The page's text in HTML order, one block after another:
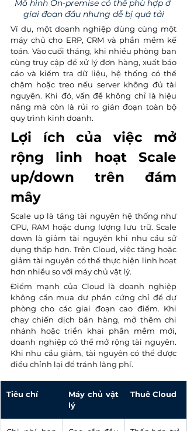
Mô hình On-premise có thể phù hợp ở
giai đoạn đầu nhưng dễ bị quá tải
Ví dụ, một doanh nghiệp dùng cùng một
máy chủ cho ERP, CRM và phần mềm kế
toán. Vào cuối tháng, khi nhiều phòng ban
cùng truy cập để xử lý đơn hàng, xuất báo
cáo và kiểm tra dữ liệu, hệ thống có thể
chậm hoặc treo nếu server không đủ tài
nguyên. Khi đó, vấn đề không chỉ là hiệu
năng mà còn là rủi ro gián đoạn toàn bộ
quy trình kinh doanh.
Lợi ích của việc mở
rộng linh hoạt Scale
up/down trên đám
mây
Scale up là tăng tài nguyên hệ thống như
CPU, RAM hoặc dung lượng lưu trữ. Scale
down là giảm tài nguyên khi nhu cầu sử
dụng thấp hơn. Trên Cloud, việc tăng hoặc
giảm tài nguyên có thể thực hiện linh hoạt
hơn nhiều so với máy chủ vật lý.
Điểm mạnh của Cloud là doanh nghiệp
không cần mua dư phần cứng chỉ để dự
phòng cho các giai đoạn cao điểm. Khi
chạy chiến dịch bán hàng, mở thêm chi
nhánh hoặc triển khai phần mềm mới,
doanh nghiệp có thể mở rộng tài nguyên.
Khi nhu cầu giảm, tài nguyên có thể được
điều chỉnh lại để tránh lãng phí.
Tiêu chí
Máy chủ vật
lý
Thuê Cloud